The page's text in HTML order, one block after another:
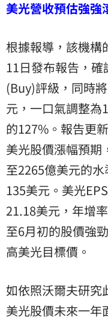
美光營收預估強
根據報導，該機構
11日發布報告，確
(Buy)評級，同時
元，一口氣調整為
的127%。報告更
美光股價漲幅預期
至2265億美元的
135美元。美光
21.18美元，年增
至6月初的股價強
高美光目標價。
如依照沃爾夫研究
美光股價未來一年